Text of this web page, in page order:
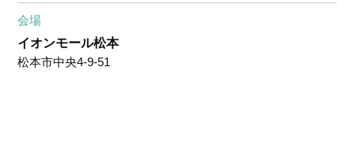
会場
イオンモール松本
松本市中央4-9-51